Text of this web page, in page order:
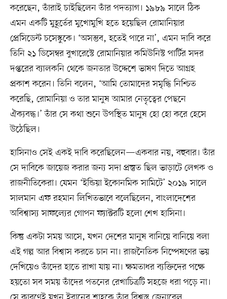
করেছেন, তাঁরাই চাইছিলেন তাঁর পদত্যাগ। ১৯৮৯ সালে ঠিক
এমন একটি মুহূর্তের মুখোমুখি হতে হয়েছিল রোমানিয়ার
প্রেসিডেন্ট চসেস্কুকে। ‘অসম্ভব, হতেই পারে না’, এমন দাবি করে
তিনি ২১ ডিসেম্বর বুখারেস্টে রোমানিয়ার কমিউনিস্ট পার্টির সদর
দপ্তরের ব্যালকনি থেকে জনতার উদ্দেশে ভাষণ দিতে আগ্রহ
প্রকাশ করেন। তিনি বলেন, ‘আমি তোমাদের সমৃদ্ধি নিশ্চিত
করেছি, রোমানিয়া ও তার মানুষ আমার নেতৃত্বের পেছনে
ঐক্যবদ্ধ।’ তাঁর সে কথা শুনে উপস্থিত মানুষ হো হো করে হেসে
উঠেছিল।
হাসিনাও সেই একই দাবি করেছিলেন—একবার নয়, বহুবার। তাঁর
সে দাবিকে জায়েজ করার জন্য সদা প্রস্তুত ছিল ভাড়াটে লেখক ও
রাজনীতিকেরা। যেমন ‘ইন্ডিয়া ইকোনমিক সামিটে’ ২০১৯ সালে
সালমান এফ রহমান লিখিতভাবে বলেছিলেন, বাংলাদেশের
অবিশ্বাস্য সাফল্যের গোপন ফ্যাক্টরটি হলো শেখ হাসিনা।
কিন্তু একটা সময় আসে, যখন দেশের মানুষ বানিয়ে বানিয়ে বলা
এই গল্প আর বিশ্বাস করতে চান না। রাজনৈতিক নিষ্পেষণের ভয়
দেখিয়েও তাঁদের হাতে রাখা যায় না। ক্ষমতাধর ব্যক্তিদের পক্ষে
হয়তো সব সময় তাঁদের পতনের রেখাচিত্রটি সহজে ধরা পড়ে না।